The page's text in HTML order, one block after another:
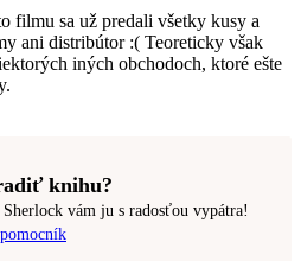
filmu sa už predali všetky kusy a
ani distribútor :( Teoreticky však
iných obchodoch, ktoré ešte
knihu?
vám ju s radosťou vypátra!